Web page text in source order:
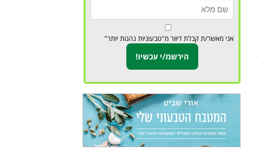
אני מאשר/ת קבלת דיוור מ"טבעוניות נהנות יותר"